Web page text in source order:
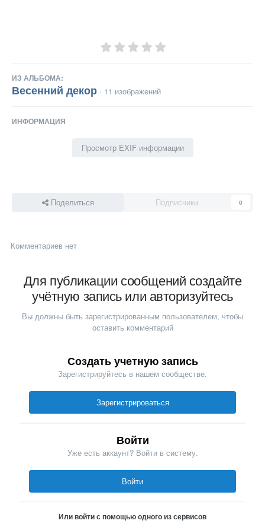
ИЗ АЛЬБОМА:
Весенний декор · 11 изображений
ИНФОРМАЦИЯ
Просмотр EXIF информации
Поделиться Подписчики 0
Комментариев нет
Для публикации сообщений создайте
учётную запись или авторизуйтесь
Вы должны быть зарегистрированным пользователем, чтобы
оставить комментарий
Создать учетную запись
Зарегистрируйтесь в нашем сообществе.
Зарегистрироваться
Войти
Уже есть аккаунт? Войти в систему.
Войти
Или войти с помощью одного из сервисов